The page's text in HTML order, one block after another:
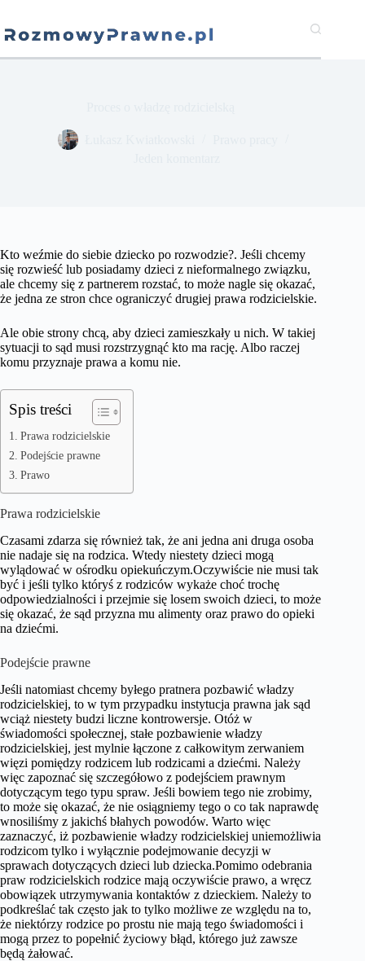
treści
Kto weźmie do siebie dziecko po rozwodzie?. Jeśli chcemy
się rozwieść lub posiadamy dzieci z nieformalnego związku,
ale chcemy się z partnerem rozstać, to może nagle się okazać,
że jedna ze stron chce ograniczyć drugiej prawa rodzicielskie.
Ale obie strony chcą, aby dzieci zamieszkały u nich. W takiej
sytuacji to sąd musi rozstrzygnąć kto ma rację. Albo raczej
komu przyznaje prawa a komu nie.
Spis treści
Prawa rodzicielskie
Podejście prawne
Prawo
Prawa rodzicielskie
Czasami zdarza się również tak, że ani jedna ani druga osoba
nie nadaje się na rodzica. Wtedy niestety dzieci mogą
wylądować w ośrodku opiekuńczym.Oczywiście nie musi tak
być i jeśli tylko któryś z rodziców wykaże choć trochę
odpowiedzialności i przejmie się losem swoich dzieci, to może
się okazać, że sąd przyzna mu alimenty oraz prawo do opieki
na dziećmi.
Podejście prawne
Jeśli natomiast chcemy byłego pratnera pozbawić władzy
rodzicielskiej, to w tym przypadku instytucja prawna jak sąd
wciąż niestety budzi liczne kontrowersje. Otóż w
świadomości społecznej, stałe pozbawienie władzy
rodzicielskiej, jest mylnie łączone z całkowitym zerwaniem
więzi pomiędzy rodzicem lub rodzicami a dziećmi. Należy
więc zapoznać się szczegółowo z podejściem prawnym
dotyczącym tego typu spraw. Jeśli bowiem tego nie zrobimy,
to może się okazać, że nie osiągniemy tego o co tak naprawdę
wnosiliśmy z jakichś błahych powodów. Warto więc
zaznaczyć, iż pozbawienie władzy rodzicielskiej uniemożliwia
rodzicom tylko i wyłącznie podejmowanie decyzji w
sprawach dotyczących dzieci lub dziecka.Pomimo odebrania
praw rodzicielskich rodzice mają oczywiście prawo, a wręcz
obowiązek utrzymywania kontaktów z dzieckiem. Należy to
podkreślać tak często jak to tylko możliwe ze względu na to,
że niektórzy rodzice po prostu nie mają tego świadomości i
mogą przez to popełnić życiowy błąd, którego już zawsze
będą żałować.